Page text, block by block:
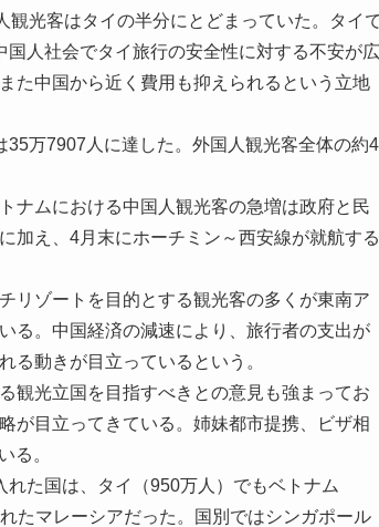
観光客はタイの半分にとどまっていた。タイ
人社会でタイ旅行の安全性に対する不安が広
た中国から近く費用も抑えられるという立地
万7907人に達した。外国人観光客全体の約4
ナムにおける中国人観光客の急増は政府と民
加え、4月末にホーチミン～西安線が就航する
リゾートを目的とする観光客の多くが東南ア
る。中国経済の減速により、旅行者の支出が
る動きが目立っているという。
観光立国を目指すべきとの意見も強まってお
が目立ってきている。姉妹都市提携、ビザ相
る。
た国は、タイ（950万人）でもベトナム
たマレーシアだった。国別ではシンガポール